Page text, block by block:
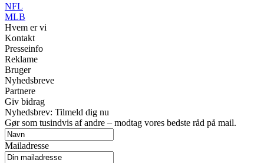
NFL
MLB
Hvem er vi
Kontakt
Presseinfo
Reklame
Bruger
Nyhedsbreve
Partnere
Giv bidrag
Nyhedsbrev: Tilmeld dig nu
Gør som tusindvis af andre – modtag vores bedste råd på mail.
Mailadresse